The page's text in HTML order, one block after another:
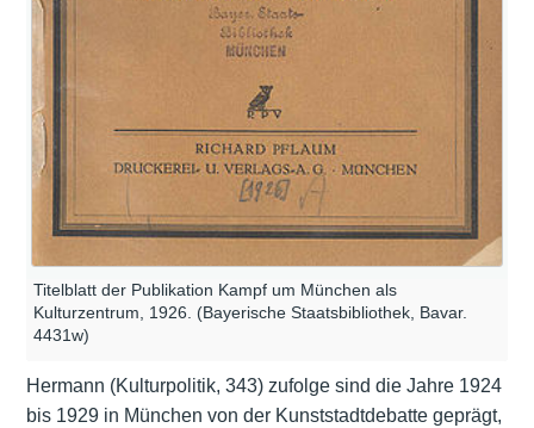
Titelblatt der Publikation Kampf um München als
Kulturzentrum, 1926. (Bayerische Staatsbibliothek, Bavar.
4431w)
Hermann (Kulturpolitik, 343) zufolge sind die Jahre 1924
bis 1929 in München von der Kunststadtdebatte geprägt,